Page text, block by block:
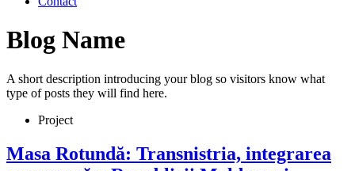
Blog Name
A short description introducing your blog so visitors know what
type of posts they will find here.
Project
Masa Rotundă: Transnistria, integrarea